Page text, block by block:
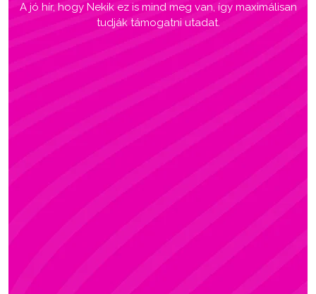
A jó hír, hogy Nekik ez is mind meg van, így maximálisan
tudják támogatni utadat.